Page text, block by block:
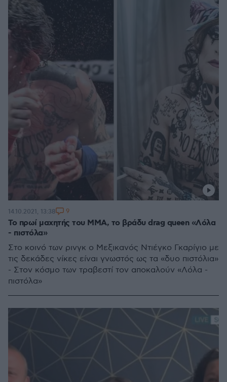
Το πρωί μαχητής του ΜΜΑ, το βράδυ drag queen «Λόλα
- πιστόλα»
Στο κοινό των ρινγκ ο Μεξικανός Ντιέγκο Γκαρίγιο με
τις δεκάδες νίκες είναι γνωστός ως τα «δυο πιστόλια»
- Στον κόσμο των τραβεστί τον αποκαλούν «Λόλα -
πιστόλα»
14.10.2021, 13:38 9